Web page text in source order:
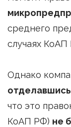
среднего
случаях
Однако
что это
КоАП РФ) не